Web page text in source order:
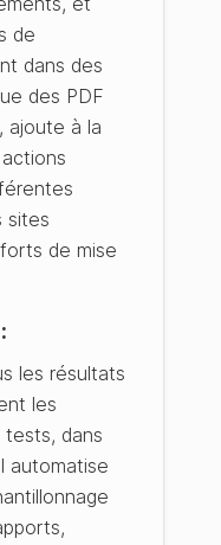
de
dans des
des PDF
ajoute à la
sites
de mise
les résultats
les
dans
automatise